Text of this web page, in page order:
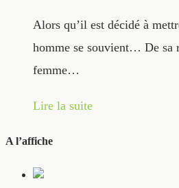
Alors qu’il est décidé à
homme se souvient… De sa
femme…
Lire la suite
A l’affiche